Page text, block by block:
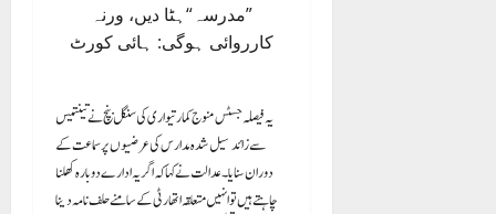
”مدرسہ“ہٹا دیں، ورنہ
کارروائی ہوگی: ہائی کورٹ
یہ فیصلہ جسٹس منوج کمار تیواری کی سنگل بنچ نے تینتیس
سے زائد سیل شدہ مدارس کی عرضیوں پر سماعت کے
دوران سنایا۔ عدالت نے کہا کہ اگر یہ ادارے دوبارہ کھلنا
چاہتے ہیں تو انہیں متعلقہ اتھارٹی کے سامنے حلف نامہ دینا